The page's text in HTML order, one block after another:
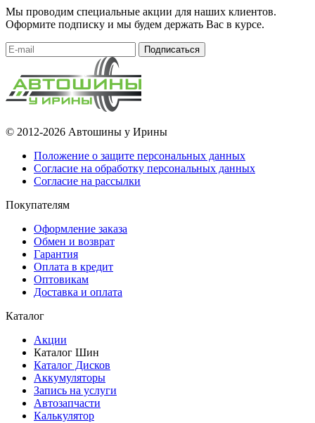
Мы проводим специальные акции для наших клиентов.
Оформите подписку и мы будем держать Вас в курсе.
Подписаться
© 2012-2026 Автошины у Ирины
Положение о защите персональных данных
Согласие на обработку персональных данных
Согласие на рассылки
Покупателям
Оформление заказа
Обмен и возврат
Гарантия
Оплата в кредит
Оптовикам
Доставка и оплата
Каталог
Акции
Каталог Шин
Каталог Дисков
Аккумуляторы
Запись на услуги
Автозапчасти
Калькулятор